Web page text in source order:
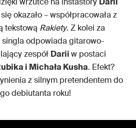
okazało – współpracowała z
tekstową Rakiety. Z kolei za
odpowiada gitarowo-
zespół Dariiw postaci
i Michała Kusha. Efekt?
z silnym pretendentem do
debiutanta roku!